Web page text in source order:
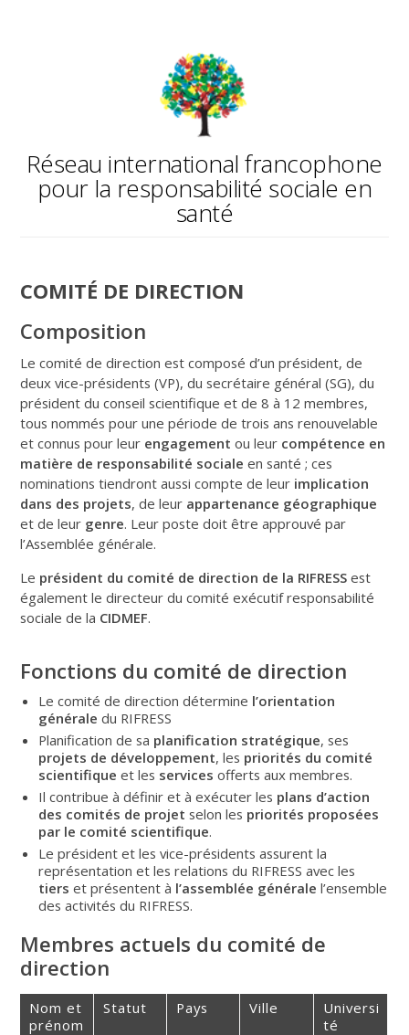
Réseau international francophone
pour la responsabilité sociale en
santé
COMITÉ DE DIRECTION
Composition
Le comité de direction est composé d’un président, de
deux vice-présidents (VP), du secrétaire général (SG), du
président du conseil scientifique et de 8 à 12 membres,
tous nommés pour une période de trois ans renouvelable
et connus pour leur engagement ou leur compétence en
matière de responsabilité sociale en santé ; ces
nominations tiendront aussi compte de leur implication
dans des projets, de leur appartenance géographique
et de leur genre. Leur poste doit être approuvé par
l’Assemblée générale.
Le président du comité de direction de la RIFRESS est
également le directeur du comité exécutif responsabilité
sociale de la CIDMEF.
Fonctions du comité de direction
Le comité de direction détermine l’orientation
générale du RIFRESS
Planification de sa planification stratégique, ses
projets de développement, les priorités du comité
scientifique et les services offerts aux membres.
Il contribue à définir et à exécuter les plans d’action
des comités de projet selon les priorités proposées
par le comité scientifique.
Le président et les vice-présidents assurent la
représentation et les relations du RIFRESS avec les
tiers et présentent à l’assemblée générale l’ensemble
des activités du RIFRESS.
Membres actuels du comité de
direction
Nom et
prénom
Statut Pays Ville
Universi
té